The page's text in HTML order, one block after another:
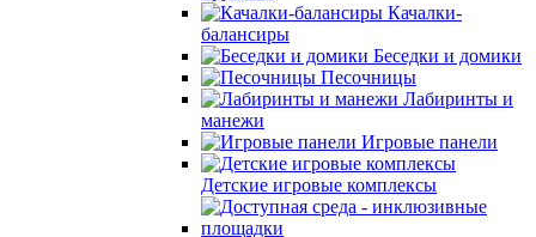
Качалки-
балансиры
Беседки и домики
Песочницы
Лабиринты и
манежи
Игровые панели
Детские игровые комплексы